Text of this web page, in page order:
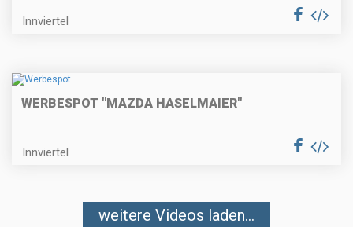
Innviertel
WERBESPOT "MAZDA HASELMAIER"
Innviertel
weitere Videos laden...